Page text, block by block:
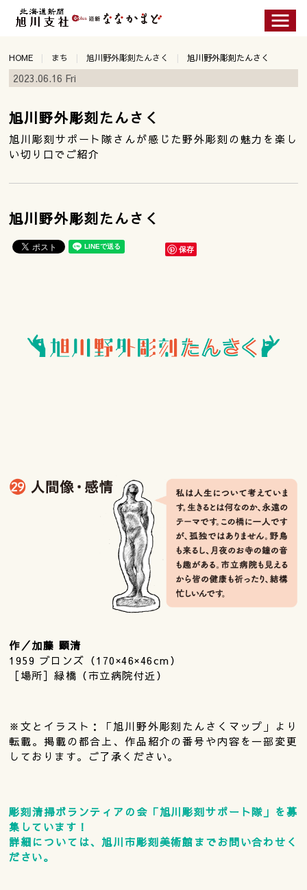
HOME まち 旭川野外彫刻たんさく 旭川野外彫刻たんさく
2023.06.16 Fri
旭川野外彫刻たんさく
旭川彫刻サポート隊さんが感じた野外彫刻の魅力を楽し
い切り口でご紹介
旭川野外彫刻たんさく
保存
作／加藤 顕清
1959 ブロンズ（170×46×46cm）
［場所］緑橋（市立病院付近）
※文とイラスト：「旭川野外彫刻たんさくマップ」より
転載。掲載の都合上、作品紹介の番号や内容を一部変更
しております。ご了承ください。
彫刻清掃ボランティアの会「旭川彫刻サポート隊」を募
集しています！
詳細については、旭川市彫刻美術館までお問い合わせく
ださい。